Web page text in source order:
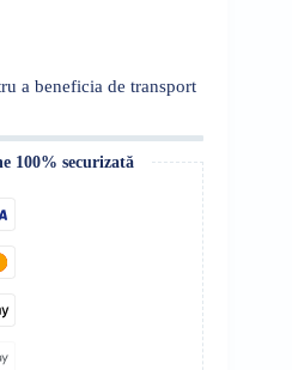
a beneficia de transport
100% securizată